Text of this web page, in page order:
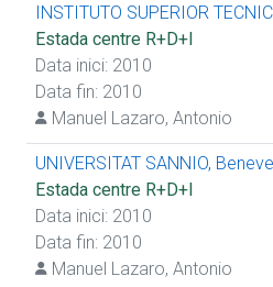
INSTITUTO SUPERIOR
Estada centre R+D+I
Data inici: 2010
Data fin: 2010
Manuel Lazaro, Antonio
UNIVERSITAT SANNIO,
Estada centre R+D+I
Data inici: 2010
Data fin: 2010
Manuel Lazaro, Antonio